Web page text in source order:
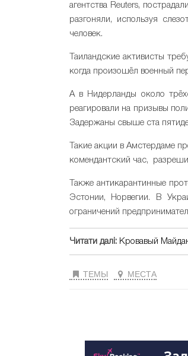
агентства Reuters,
разгоняли, используя
человек.
Таиландские активисты
когда произошёл военный
А в Нидерланды около
реагировали на призывы
Задержаны свыше ста
Такие акции в Амстердаме
комендантский час,
Также антикарантинные
Эстонии, Норвегии. В
ограничений
Читати далі: Кровавый
ТЕМЫ МЕСТА